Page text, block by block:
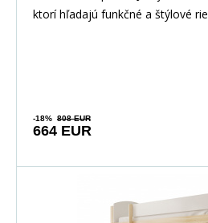
ktorí hľadajú funkčné a štýlové
-18% 808 EUR
664 EUR